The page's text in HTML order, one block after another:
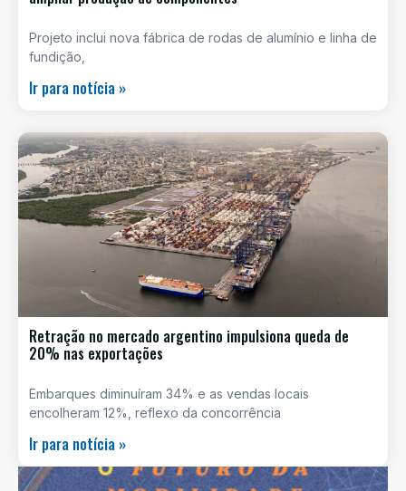
Projeto inclui nova fábrica de rodas de alumínio e linha de
fundição,
Ir para notícia »
Retração no mercado argentino impulsiona queda de
20% nas exportações
Embarques diminuíram 34% e as vendas locais
encolheram 12%, reflexo da concorrência
Ir para notícia »